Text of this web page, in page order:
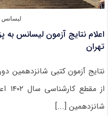
لیسانس
تهران
نتایج آزمون کتبی شانزدهمین
شانزدهمین [...]